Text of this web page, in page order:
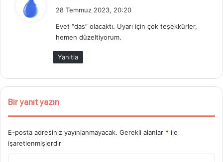
i
k
28 Temmuz 2023, 20:20
Evet “das” olacaktı. Uyarı için çok teşekkürler,
hemen düzeltiyorum.
Yanıtla
Bir yanıt yazın
E-posta adresiniz yayınlanmayacak. Gerekli alanlar * ile
işaretlenmişlerdir